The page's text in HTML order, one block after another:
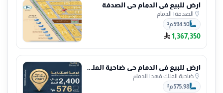
ارض للبيع في الدمام حي الصدفة
الصدفة| الدمام
594.50 م²
1,367,350
ارض للبيع في الدمام حي ضاحية الملك فهد
ضاحية الملك فهد | الدمام
575.98 م²